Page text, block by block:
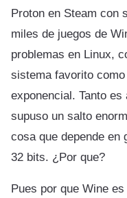
Proton en Steam con
miles de juegos de
problemas en Linux,
sistema favorito
exponencial. Tanto
supuso un salto
cosa que depende en
32 bits. ¿Por que?
Pues por que Wine